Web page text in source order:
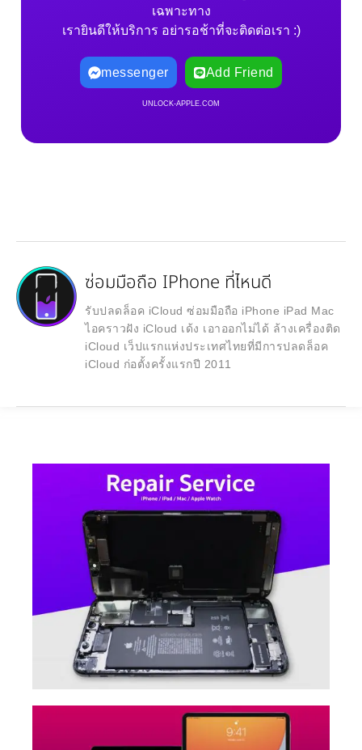
เฉพาะทาง
เรายินดีให้บริการ อย่ารอช้าที่จะติดต่อเรา :)
messenger Add Friend
UNLOCK-APPLE.COM
ซ่อมมือถือ IPhone ที่ไหนดี
รับปลดล็อค iCloud ซ่อมมือถือ iPhone iPad Mac
ไอคราวฝัง iCloud เด้ง เอาออกไม่ได้ ล้างเครื่องติด
iCloud เว็ปแรกแห่งประเทศไทยที่มีการปลดล็อค
iCloud ก่อตั้งครั้งแรกปี 2011